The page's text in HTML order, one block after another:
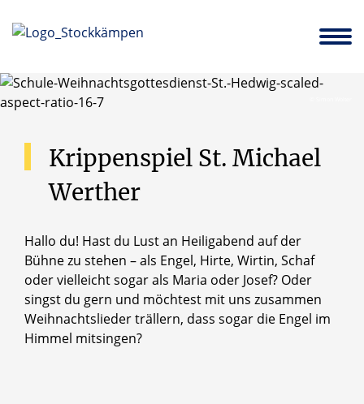
Krippenspiel St. Michael
Werther
Hallo du! Hast du Lust an Heiligabend auf der
Bühne zu stehen – als Engel, Hirte, Wirtin, Schaf
oder vielleicht sogar als Maria oder Josef? Oder
singst du gern und möchtest mit uns zusammen
Weihnachtslieder trällern, dass sogar die Engel im
Himmel mitsingen?